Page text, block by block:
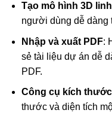
Tạo mô hình 3D
người dùng dễ dàng
Nhập và xuất PDF:
sẻ tài liệu dự án dễ
PDF.
Công cụ kích
thước và diện tích